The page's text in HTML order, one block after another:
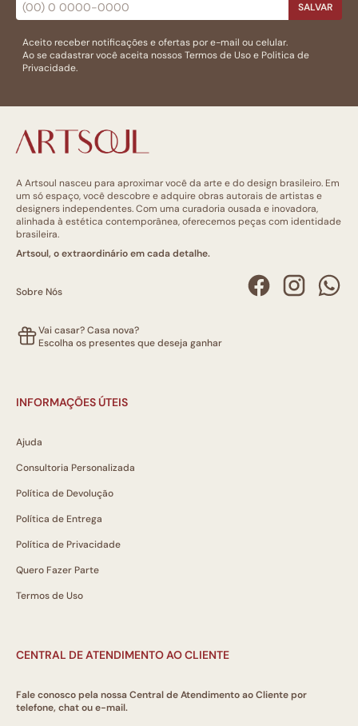
SALVAR
Aceito receber notificações e ofertas por e-mail ou celular.
Ao se cadastrar você aceita nossosTermos de Usoe Politica de
Privacidade.
A Artsoul nasceu para aproximar você da arte e do design brasileiro. Em
um só espaço, você descobre e adquire obras autorais de artistas e
designers independentes. Com uma curadoria ousada e inovadora,
alinhada à estética contemporânea, oferecemos peças com identidade
brasileira.
Artsoul, o extraordinário em cada detalhe.
Sobre Nós
Vai casar? Casa nova?
Escolha os presentes que deseja ganhar
INFORMAÇÕES ÚTEIS
Ajuda
Consultoria Personalizada
Política de Devolução
Política de Entrega
Política de Privacidade
Quero Fazer Parte
Termos de Uso
CENTRAL DE ATENDIMENTO AO CLIENTE
Fale conosco pela nossa Central de Atendimento ao Cliente por
telefone, chat ou e-mail.